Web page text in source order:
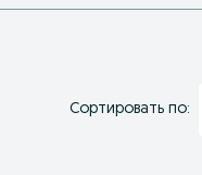
Сортировать по: